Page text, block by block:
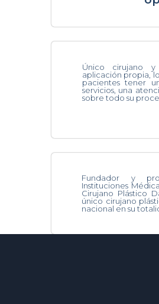
Único cirujano
aplicación propia,
pacientes tener
servicios, una
sobre todo su
Fundador y
Instituciones
Cirujano Plástico
único cirujano
nacional en su